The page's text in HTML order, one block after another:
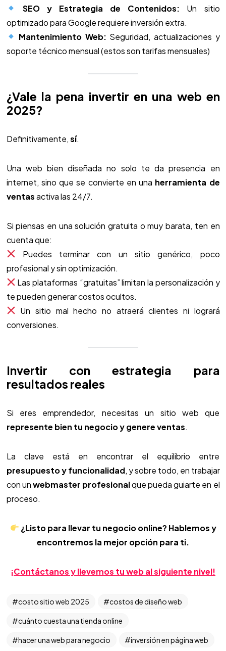
SEO y Estrategia de Contenidos: Un sitio
optimizado para Google requiere inversión extra.
Mantenimiento Web: Seguridad, actualizaciones y
soporte técnico mensual (estos son tarifas mensuales)
¿Vale la pena invertir en una web en
2025?
Definitivamente,sí.
Una web bien diseñada no solo te da presencia en
internet, sino que se convierte en una herramienta de
ventasactiva las 24/7.
Si piensas en una solución gratuita o muy barata, ten en
cuenta que:
Puedes terminar con un sitio genérico, poco
profesional y sin optimización.
Las plataformas “gratuitas” limitan la personalización y
te pueden generar costos ocultos.
Un sitio mal hecho no atraerá clientes ni logrará
conversiones.
Invertir con estrategia para
resultados reales
Si eres emprendedor, necesitas un sitio web que
represente bien tu negocio y genere ventas.
La clave está en encontrar el equilibrio entre
presupuesto y funcionalidad, y sobre todo, en trabajar
con unwebmaster profesionalque pueda guiarte en el
proceso.
¿Listo para llevar tu negocio online? Hablemos y
encontremos la mejor opción para ti.
¡Contáctanos y llevemos tu web al siguiente nivel!
costo sitio web 2025 costos de diseño web
cuánto cuesta una tienda online
hacer una web para negocio inversión en página web